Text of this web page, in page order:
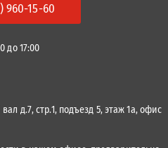
960-15-60
до 17:00
д.7, стр.1, подъезд 5, этаж 1а, офис